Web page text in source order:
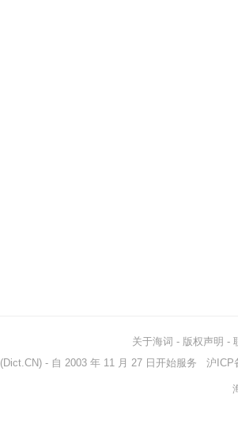
关于海词 - 版权声明 -
(Dict.CN) - 自 2003 年 11 月 27 日开始服务 沪ICP